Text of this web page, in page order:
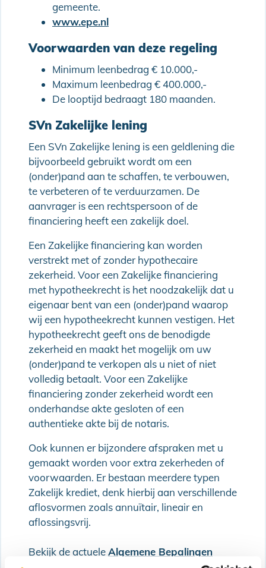
gemeente.
www.epe.nl
Voorwaarden van deze regeling
Minimum leenbedrag € 10.000,-
Maximum leenbedrag € 400.000,-
De looptijd bedraagt 180 maanden.
SVn Zakelijke lening
Een SVn Zakelijke lening is een geldlening die
bijvoorbeeld gebruikt wordt om een
(onder)pand aan te schaffen, te verbouwen,
te verbeteren of te verduurzamen. De
aanvrager is een rechtspersoon of de
financiering heeft een zakelijk doel.
Een Zakelijke financiering kan worden
verstrekt met of zonder hypothecaire
zekerheid. Voor een Zakelijke financiering
met hypotheekrecht is het noodzakelijk dat u
eigenaar bent van een (onder)pand waarop
wij een hypotheekrecht kunnen vestigen. Het
hypotheekrecht geeft ons de benodigde
zekerheid en maakt het mogelijk om uw
(onder)pand te verkopen als u niet of niet
volledig betaalt. Voor een Zakelijke
financiering zonder zekerheid wordt een
onderhandse akte gesloten of een
authentieke akte bij de notaris.
Ook kunnen er bijzondere afspraken met u
gemaakt worden voor extra zekerheden of
voorwaarden. Er bestaan meerdere typen
Zakelijk krediet, denk hierbij aan verschillende
aflosvormen zoals annuïtair, lineair en
aflossingsvrij.
Bekijk de actueleAlgemene Bepalingen